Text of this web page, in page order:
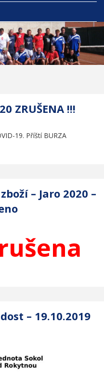
ZRUŠENA !!!
19. Příští BURZA
– Jaro 2020 –
– 19.10.2019